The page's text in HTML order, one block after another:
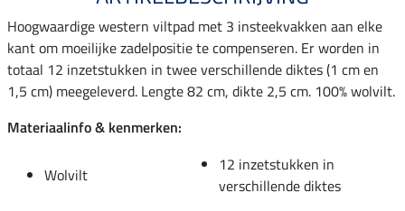
Hoogwaardige western viltpad met 3 insteekvakken aan elke
kant om moeilijke zadelpositie te compenseren. Er worden in
totaal 12 inzetstukken in twee verschillende diktes (1 cm en
1,5 cm) meegeleverd. Lengte 82 cm, dikte 2,5 cm. 100% wolvilt.
Materiaalinfo & kenmerken:
Wolvilt
12 inzetstukken in
verschillende diktes